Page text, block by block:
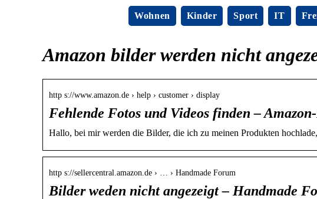
Wohnen Kinder Sport IT
Amazon bilder werden nicht
http s://www.amazon.de › help › customer › display
Fehlende Fotos und Videos finden –
Hallo, bei mir werden die Bilder, die ich zu meinen Produkten
http s://sellercentral.amazon.de › … › Handmade Forum
Bilder weden nicht angezeigt – Handmade